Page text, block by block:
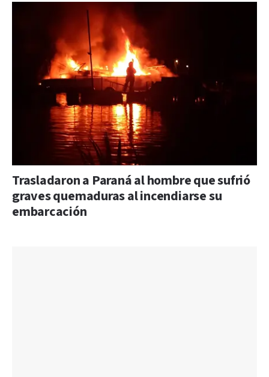
Trasladaron a Paraná al hombre que sufrió
graves quemaduras al incendiarse su
embarcación